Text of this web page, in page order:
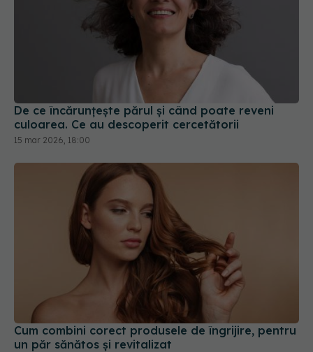
De ce încărunțește părul și când poate reveni
culoarea. Ce au descoperit cercetătorii
15 mar 2026, 18:00
Cum combini corect produsele de îngrijire, pentru
un păr sănătos și revitalizat